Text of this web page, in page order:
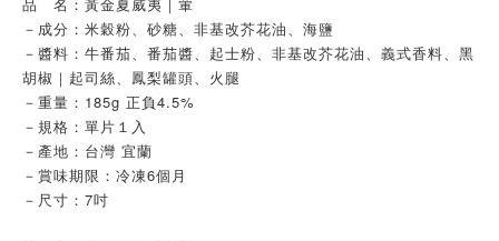
－成分：米穀粉、砂糖、非基改芥花油、海鹽
－醬料：牛番茄、番茄醬、起士粉、非基改芥花油、義式香料、黑
胡椒｜起司絲、鳳梨罐頭、火腿
－重量：185g 正負4.5%
－規格：單片１入
－產地：台灣 宜蘭
－賞味期限：冷凍6個月
－尺寸：7吋